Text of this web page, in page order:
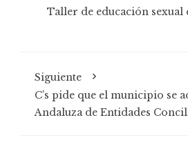
Taller de educación sexual
Siguiente
C’s pide que el municipio se
Andaluza de Entidades